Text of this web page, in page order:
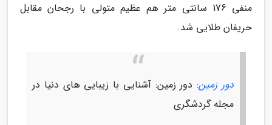
منفی 176 سانتی متر هم عظیم متولی با رجحان مقابل
حریفان طلایی شد.
دور زمین: دور زمین: آشنایی با زیبایی های دنیا در
مجله گردشگری